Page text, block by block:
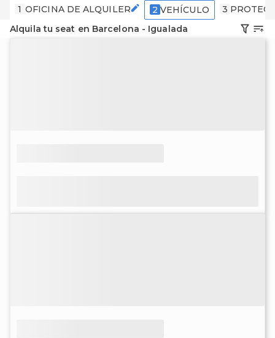
1 OFICINA DE ALQUILER 2 VEHÍCULO 3
Alquila tu seat en Barcelona - Igualada